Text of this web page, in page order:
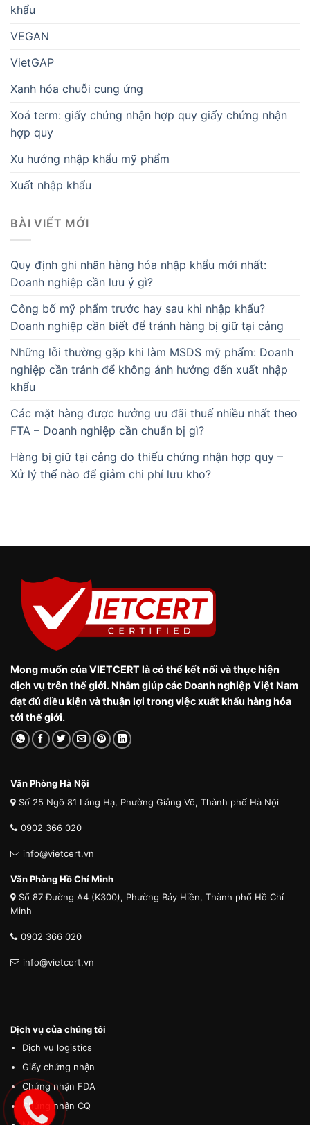
khẩu
VEGAN
VietGAP
Xanh hóa chuỗi cung ứng
Xoá term: giấy chứng nhận hợp quy giấy chứng nhận
hợp quy
Xu hướng nhập khẩu mỹ phẩm
Xuất nhập khẩu
BÀI VIẾT MỚI
Quy định ghi nhãn hàng hóa nhập khẩu mới nhất:
Doanh nghiệp cần lưu ý gì?
Công bố mỹ phẩm trước hay sau khi nhập khẩu?
Doanh nghiệp cần biết để tránh hàng bị giữ tại cảng
Những lỗi thường gặp khi làm MSDS mỹ phẩm: Doanh
nghiệp cần tránh để không ảnh hưởng đến xuất nhập
khẩu
Các mặt hàng được hưởng ưu đãi thuế nhiều nhất theo
FTA – Doanh nghiệp cần chuẩn bị gì?
Hàng bị giữ tại cảng do thiếu chứng nhận hợp quy –
Xử lý thế nào để giảm chi phí lưu kho?
Mong muốn của VIETCERT là có thể kết nối và thực hiện
dịch vụ trên thế giới. Nhằm giúp các Doanh nghiệp Việt Nam
đạt đủ điều kiện và thuận lợi trong việc xuất khẩu hàng hóa
tới thế giới.
Văn Phòng Hà Nội
Số 25 Ngõ 81 Láng Hạ, Phường Giảng Võ, Thành phố Hà Nội
0902 366 020
info@vietcert.vn
Văn Phòng Hồ Chí Minh
Số 87 Đường A4 (K300), Phường Bảy Hiền, Thành phố Hồ Chí
Minh
0902 366 020
info@vietcert.vn
Dịch vụ của chúng tôi
Dịch vụ logistics
Giấy chứng nhận
Chứng nhận FDA
Chứng nhận CQ